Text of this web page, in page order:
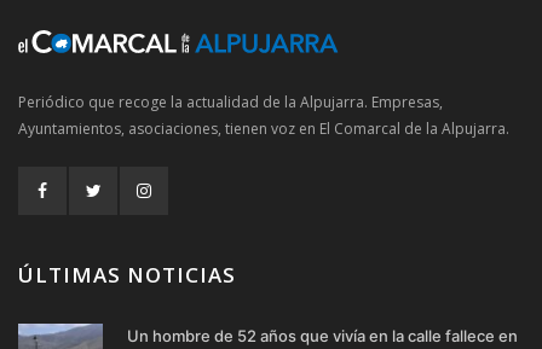
Periódico que recoge la actualidad de la Alpujarra. Empresas,
Ayuntamientos, asociaciones, tienen voz en El Comarcal de la Alpujarra.
ÚLTIMAS NOTICIAS
Un hombre de 52 años que vivía en la calle fallece en